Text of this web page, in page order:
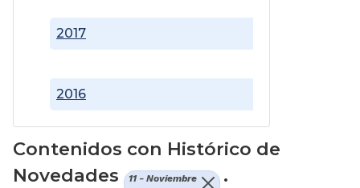
2016
2017
Contenidos con Histórico de
Novedades
11 - Noviembre .